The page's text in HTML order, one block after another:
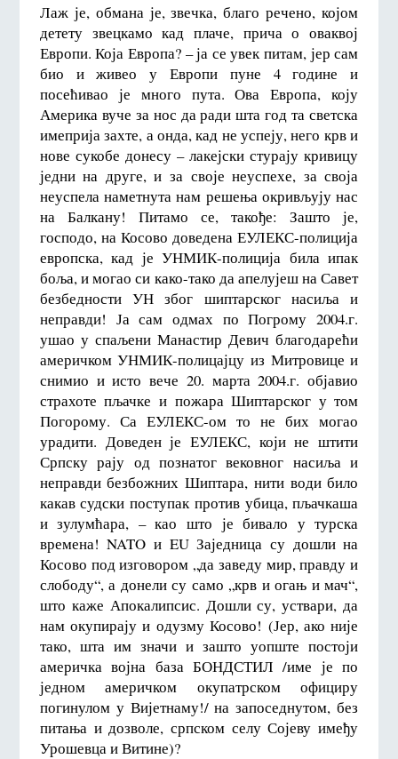
Лаж је, обмана је, звечка, благо речено, којом
детету звецкамо кад плаче, прича о оваквој
Европи. Која Европа? – ја се увек питам, јер сам
био и живео у Европи пуне 4 године и
посећивао је много пута. Ова Европа, коју
Америка вуче за нос да ради шта год та светска
имеприја захте, а онда, кад не успеју, него крв и
нове сукобе донесу – лакејски стурају кривицу
једни на друге, и за своје неуспехе, за своја
неуспела наметнута нам решења окривљују нас
на Балкану! Питамо се, такође: Зашто је,
господо, на Косово доведена ЕУЛЕКС-полиција
европска, кад је УНМИК-полиција била ипак
боља, и могао си како-тако да апелујеш на Савет
безбедности УН због шиптарског насиља и
неправди! Ја сам одмах по Погрому 2004.г.
ушао у спаљени Манастир Девич благодарећи
америчком УНМИК-полицајцу из Митровице и
снимио и исто вече 20. марта 2004.г. објавио
страхоте пљачке и пожара Шиптарског у том
Погорому. Са ЕУЛЕКС-ом то не бих могао
урадити. Доведен је ЕУЛЕКС, који не штити
Српску рају од познатог вековног насиља и
неправди безбожних Шиптара, нити води било
какав судски поступак против убица, пљачкаша
и зулумћара, – као што је бивало у турска
времена! NATO и EU Заједница су дошли на
Косово под изговором „да заведу мир, правду и
слободу“, а донели су само „крв и огањ и мач“,
што каже Апокалипсис. Дошли су, уствари, да
нам окупирају и одузму Косово! (Јер, ако није
тако, шта им значи и зашто уопште постоји
америчка војна база БОНДСТИЛ /име је по
једном америчком окупатрском официру
погинулом у Вијетнаму!/ на запоседнутом, без
питања и дозволе, српском селу Сојеву имеђу
Урошевца и Витине)?